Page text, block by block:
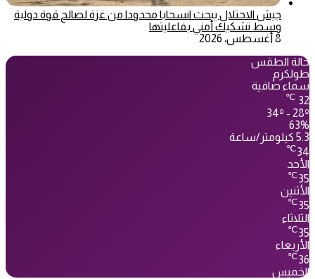
جيش الاحتلال يبحث انسحابا محدودا من غزة لصالح قوة دولية
وسط تشكيك أمني بفاعليتها
8 أغسطس، 2026
حالة الطقس
طولكرم
سماء صافية
32
℃
34º - 28º
63%
5.3 كيلومتر/ساعة
34
℃
الأحد
35
℃
الأثنين
35
℃
الثلاثاء
35
℃
الأربعاء
36
℃
الخميس